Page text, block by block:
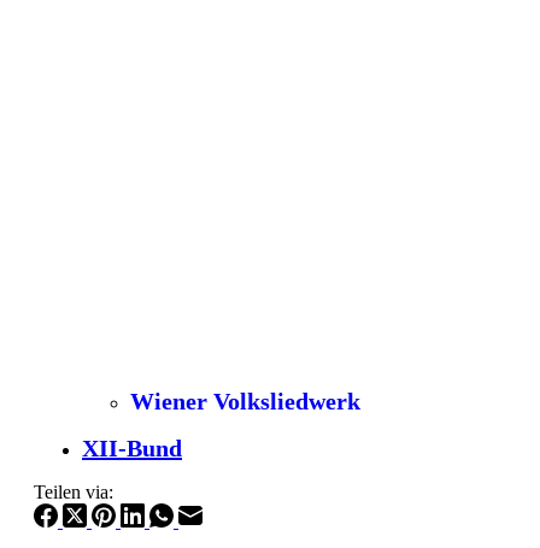
Wiener Volksliedwerk
XII-Bund
Teilen via: